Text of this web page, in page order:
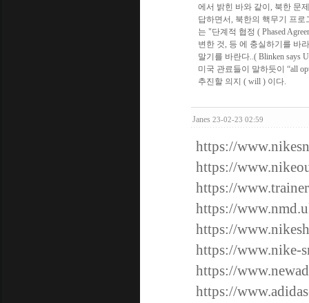
에서 밝힌 바와 같이, 북한 문
답하면서, 북한의 핵무기 프
는 "단계적 협정 ( Phased
변한 것, 등 에 충실하기를 바
말기를 바란다..( Blinken says
미국 관료들이 말하듯이 “all
추진할 의지 ( will ) 이다.
Janes 23-02-23 02:59
https://
https://
https://
https://
https://
https://www.nike-
https://
https://